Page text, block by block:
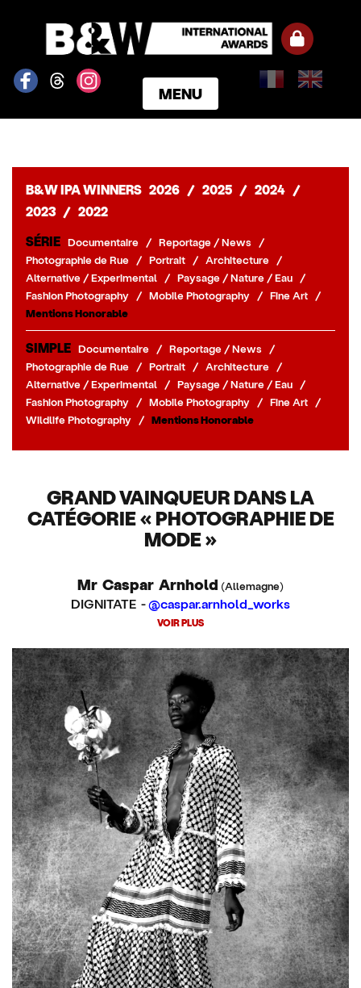
MENU
INSCRIPTION
PARTENAIRES
CONNEXION
B&W IPA WINNERS 2026 / 2025 / 2024 /
2023 / 2022
SÉRIE Documentaire / Reportage / News
/
Photographie de Rue
/ Portrait / Architecture
/
Alternative / Experimental
/ Paysage / Nature / Eau
/
Fashion Photography
/ Mobile Photography / Fine Art
/
Mentions Honorable
SIMPLE Documentaire / Reportage / News
/
Photographie de Rue
/ Portrait / Architecture
/
Alternative / Experimental
/ Paysage / Nature / Eau
/
Fashion Photography
/ Mobile Photography / Fine Art
/
Wildlife Photography
/ Mentions Honorable
GRAND VAINQUEUR DANS LA
CATÉGORIE « PHOTOGRAPHIE DE
MODE »
Mr Caspar Arnhold (Allemagne)
DIGNITATE -@caspar.arnhold_works
VOIR PLUS